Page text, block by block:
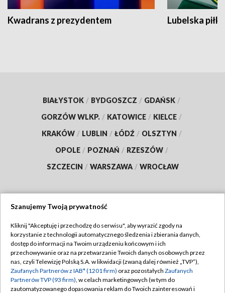
Kwadrans z prezydentem Lubelska piłka
BIAŁYSTOK / BYDGOSZCZ / GDAŃSK /
GORZÓW WLKP. / KATOWICE / KIELCE /
KRAKÓW / LUBLIN / ŁÓDŹ / OLSZTYN /
OPOLE / POZNAŃ / RZESZÓW /
SZCZECIN / WARSZAWA / WROCŁAW
TVP
Abonament TVP
Emisja w TVP
Centrum informacji TVP
Regulamin TVP
Polityka prywatności
Moje zgody
Szanujemy Twoją prywatność
Kliknij "Akceptuję i przechodzę do serwisu", aby wyrazić zgody na
korzystanie z technologii automatycznego śledzenia i zbierania danych,
dostęp do informacji na Twoim urządzeniu końcowym i ich
przechowywanie oraz na przetwarzanie Twoich danych osobowych przez
nas, czyli Telewizję Polską S.A. w likwidacji (zwaną dalej również „TVP”),
Zaufanych Partnerów z IAB* (1201 firm) oraz pozostałych Zaufanych
Partnerów TVP (93 firm), w celach marketingowych (w tym do
zautomatyzowanego dopasowania reklam do Twoich zainteresowań i